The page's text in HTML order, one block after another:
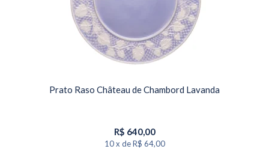
Prato Raso Château de Chambord Lavanda
R$ 640,00
10 x de R$ 64,00